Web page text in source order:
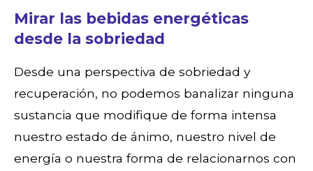
Mirar las bebidas energéticas
desde la sobriedad
Desde una perspectiva de sobriedad y
recuperación, no podemos banalizar ninguna
sustancia que modifique de forma intensa
nuestro estado de ánimo, nuestro nivel de
energía o nuestra forma de relacionarnos con